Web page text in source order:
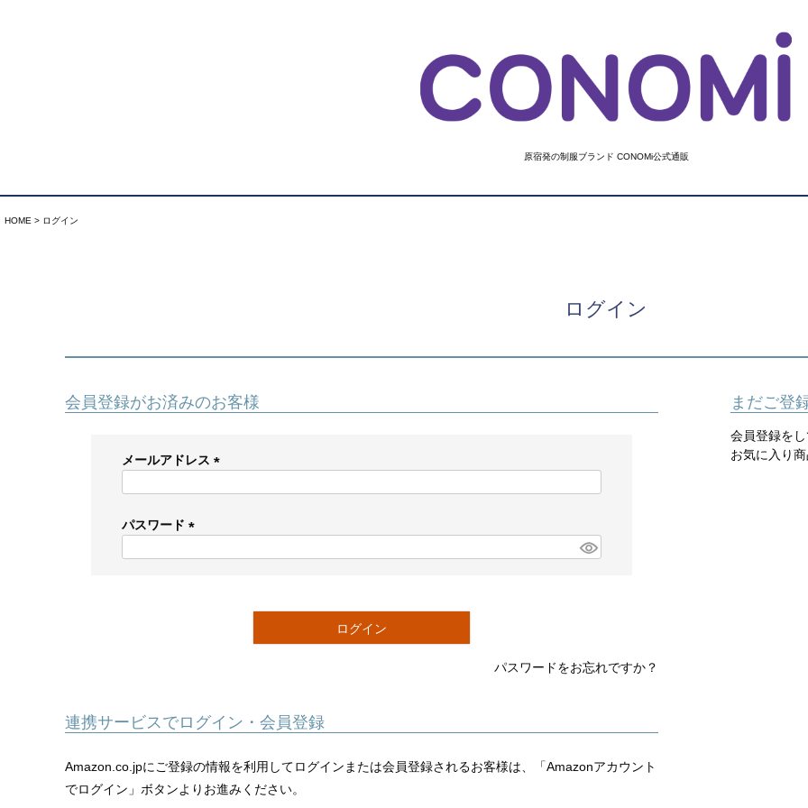
原宿発の制服ブランド CONOMi公式通販
HOME ログイン
ログイン
会員登録がお済みのお客様
メールアドレス
)
パスワード
ログイン
パスワードをお忘れですか？
連携サービスでログイン・会員登録
Amazon.co.jpにご登録の情報を利用してログインまたは会員登録されるお客様は、「Amazonアカウント
でログイン」ボタンよりお進みください。
まだご登
会員登録を
お気に入り